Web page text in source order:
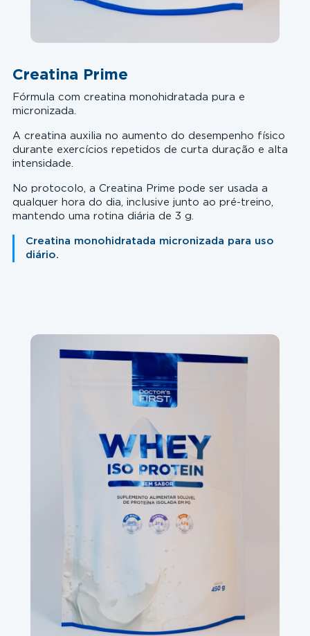
Creatina Prime
Fórmula com creatina monohidratada pura e
micronizada.
A creatina auxilia no aumento do desempenho físico
durante exercícios repetidos de curta duração e alta
intensidade.
No protocolo, a Creatina Prime pode ser usada a
qualquer hora do dia, inclusive junto ao pré-treino,
mantendo uma rotina diária de 3 g.
Creatina monohidratada micronizada para uso
diário.